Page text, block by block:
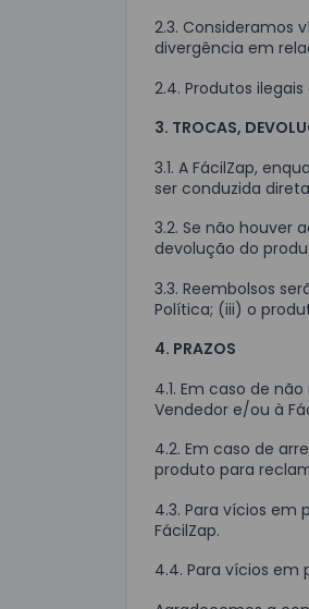
2.3. Consideramos
divergência em
2.4. Produtos
3. TROCAS,
3.1. A FácilZap,
ser conduzida
3.2. Se não houver
devolução do
3.3. Reembolsos
Política; (iii) o
4. PRAZOS
4.1. Em caso de
Vendedor e/ou à
4.2. Em caso de
produto para
4.3. Para vícios
FácilZap.
4.4. Para vícios